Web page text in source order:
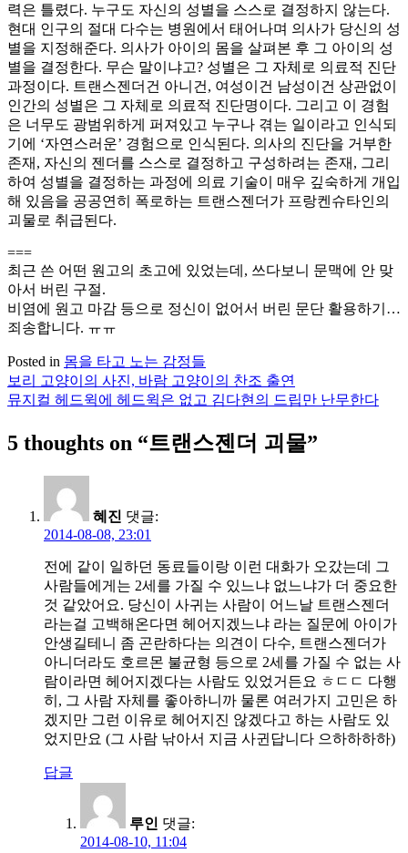
력은 틀렸다. 누구도 자신의 성별을 스스로 결정하지 않는다.
현대 인구의 절대 다수는 병원에서 태어나며 의사가 당신의 성
별을 지정해준다. 의사가 아이의 몸을 살펴본 후 그 아이의 성
별을 결정한다. 무슨 말이냐고? 성별은 그 자체로 의료적 진단
과정이다. 트랜스젠더건 아니건, 여성이건 남성이건 상관없이
인간의 성별은 그 자체로 의료적 진단명이다. 그리고 이 경험
은 너무도 광범위하게 퍼져있고 누구나 겪는 일이라고 인식되
기에 ‘자연스러운’ 경험으로 인식된다. 의사의 진단을 거부한
존재, 자신의 젠더를 스스로 결정하고 구성하려는 존재, 그리
하여 성별을 결정하는 과정에 의료 기술이 매우 깊숙하게 개입
해 있음을 공공연히 폭로하는 트랜스젠더가 프랑켄슈타인의
괴물로 취급된다.
===
최근 쓴 어떤 원고의 초고에 있었는데, 쓰다보니 문맥에 안 맞
아서 버린 구절.
비염에 원고 마감 등으로 정신이 없어서 버린 문단 활용하기…
죄송합니다. ㅠㅠ
Posted in 몸을 타고 노는 감정들
글
탐
색
보리 고양이의 사진, 바람 고양이의 찬조 출연
뮤지컬 헤드윅에 헤드윅은 없고 김다현의 드립만 난무한다
5 thoughts on “트랜스젠더 괴물”
혜진 댓글:
2014-08-08, 23:01
전에 같이 일하던 동료들이랑 이런 대화가 오갔는데 그
사람들에게는 2세를 가질 수 있느냐 없느냐가 더 중요한
것 같았어요. 당신이 사귀는 사람이 어느날 트랜스젠더
라는걸 고백해온다면 헤어지겠느냐 라는 질문에 아이가
안생길테니 좀 곤란하다는 의견이 다수, 트랜스젠더가
아니더라도 호르몬 불균형 등으로 2세를 가질 수 없는 사
람이라면 헤어지겠다는 사람도 있었거든요 ㅎㄷㄷ 다행
히, 그 사람 자체를 좋아하니까 물론 여러가지 고민은 하
겠지만 그런 이유로 헤어지진 않겠다고 하는 사람도 있
었지만요 (그 사람 낚아서 지금 사귄답니다 으하하하하)
답글
루인 댓글:
2014-08-10, 11:04